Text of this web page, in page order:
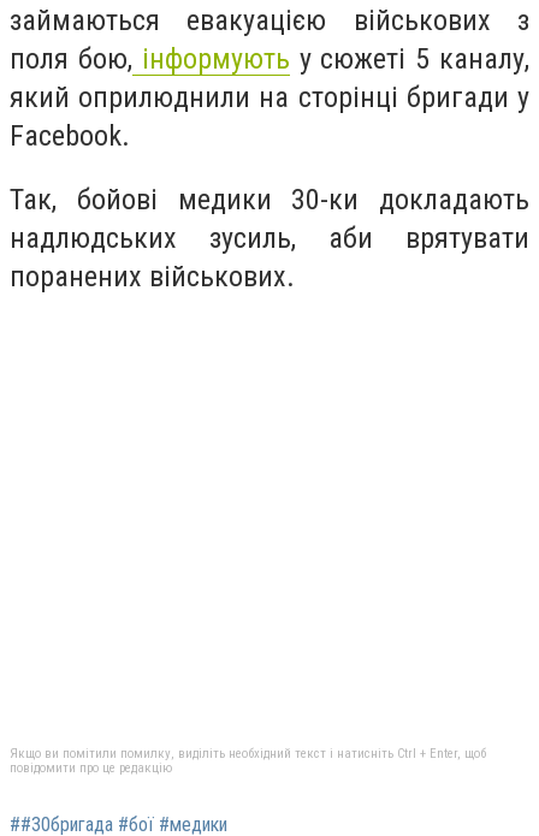
займаються евакуацією військових з
поля бою, інформують у сюжеті 5 каналу,
який оприлюднили на сторінці бригади у
Facebook.
Так, бойові медики 30-ки докладають
надлюдських зусиль, аби врятувати
поранених військових.
Якщо ви помітили помилку, виділіть необхідний текст і натисніть Ctrl + Enter, щоб
повідомити про це редакцію
##30бригада #бої #медики